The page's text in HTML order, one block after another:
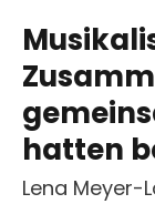
hatten
Lena Meyer-